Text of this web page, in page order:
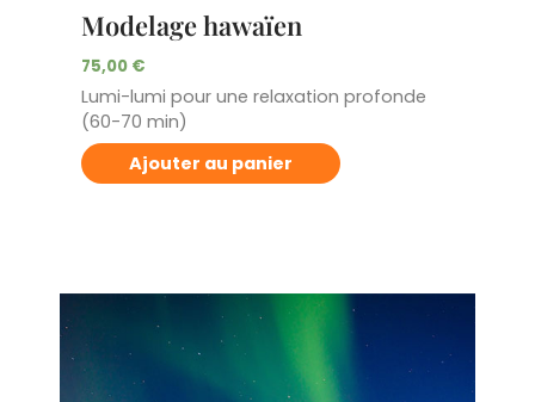
Modelage hawaïen
75,00 €
Lumi-lumi pour une relaxation profonde
(60-70 min)
Ajouter au panier